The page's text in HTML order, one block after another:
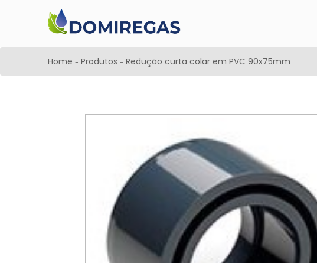
Home - Produtos - Redução curta colar em PVC 90x75mm